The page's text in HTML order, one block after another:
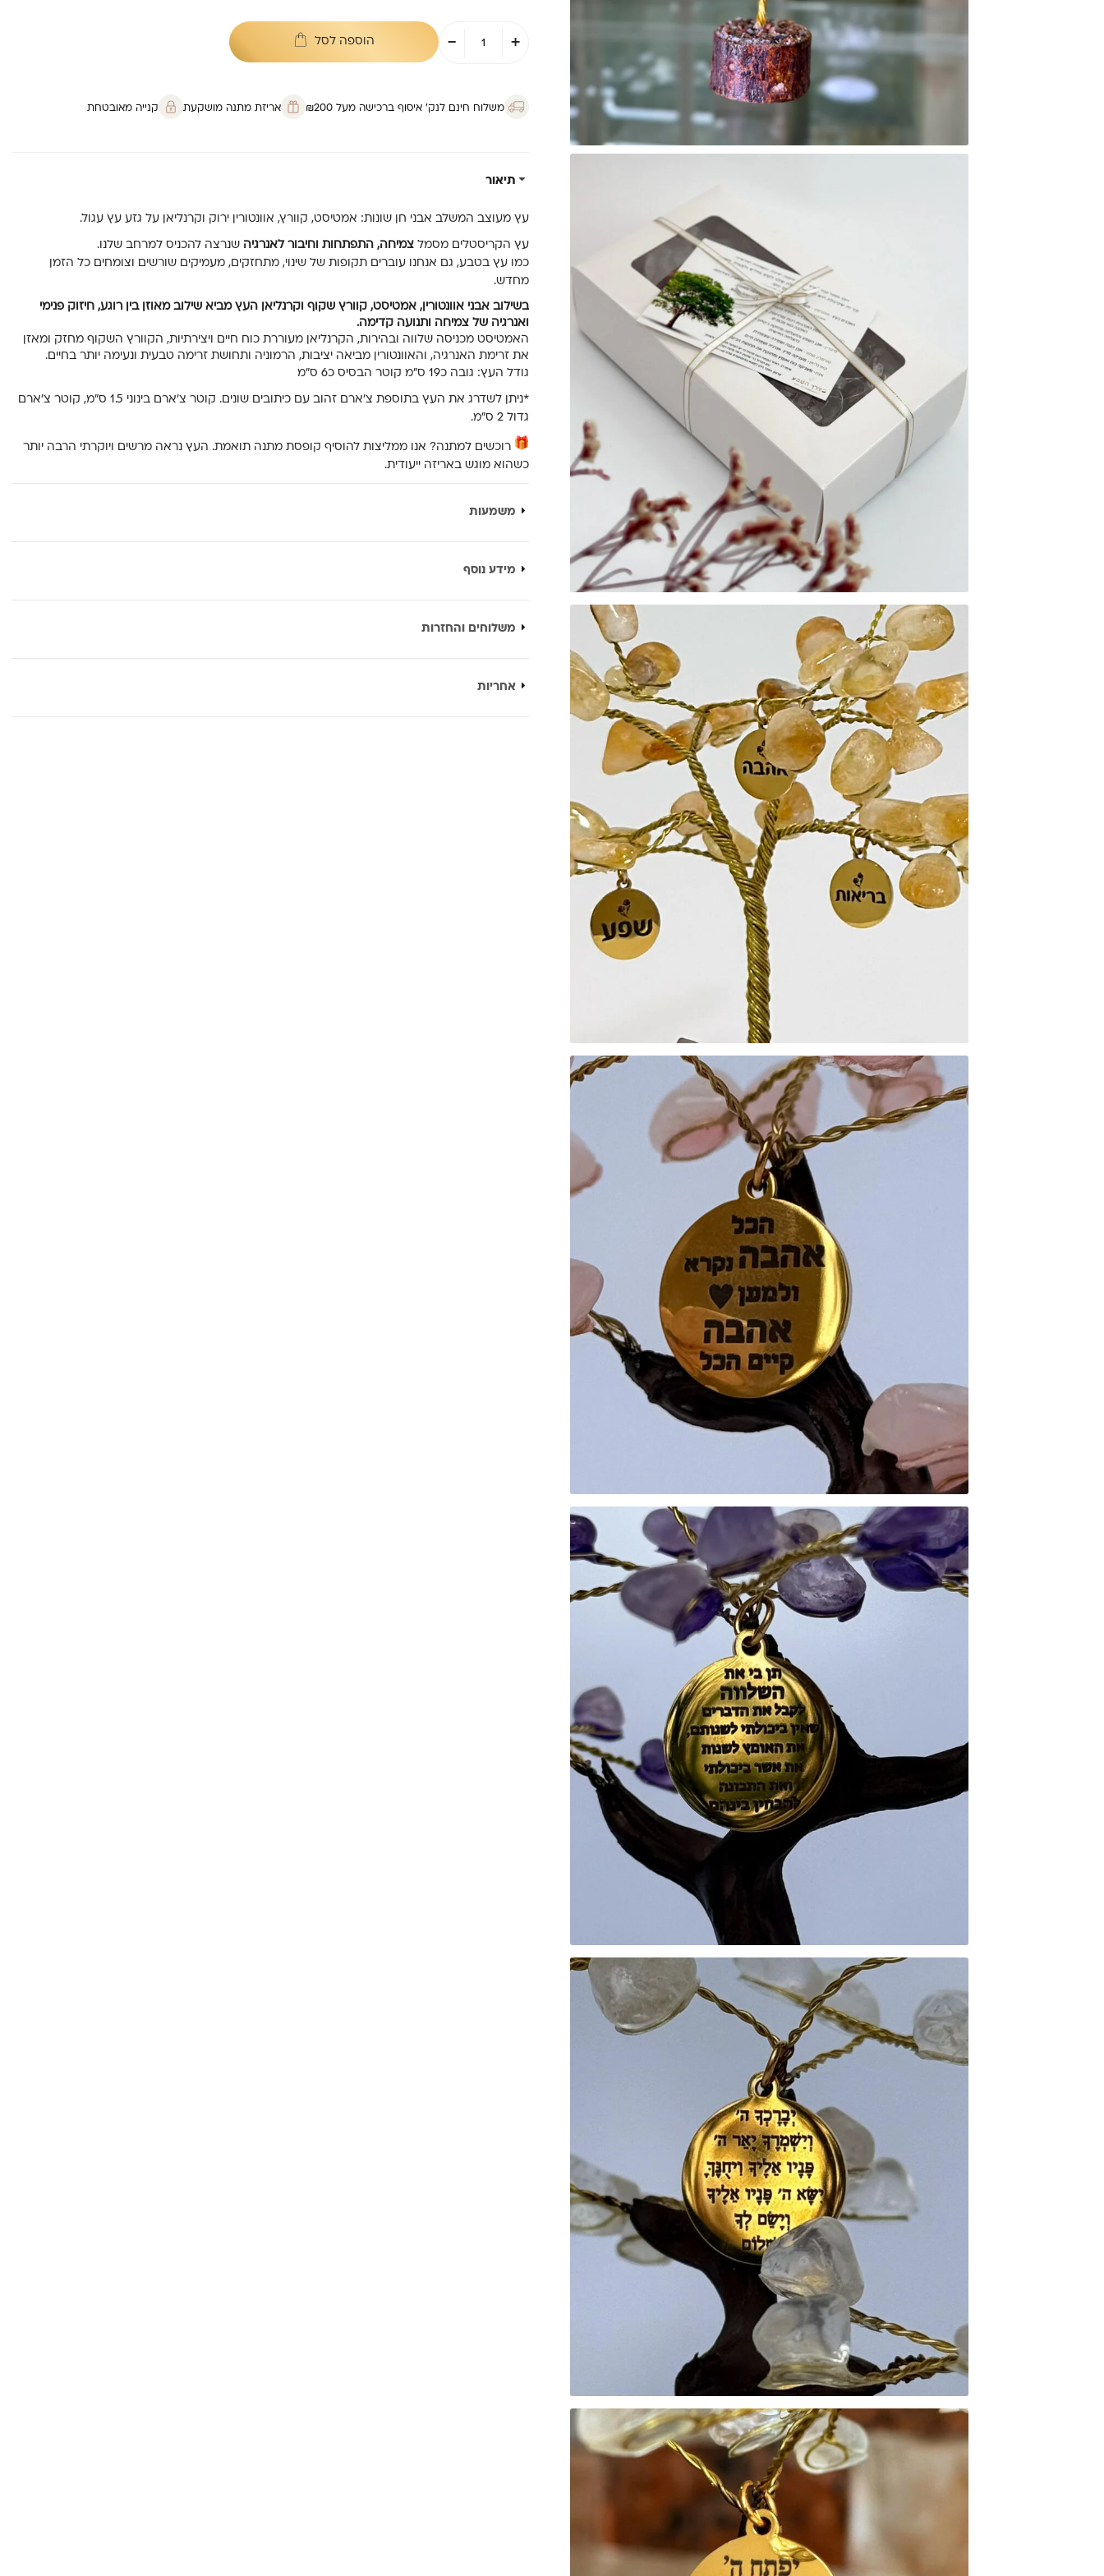
-
כמות
של
עץ
+ הוספה לסל
משלוח חינם לנק’ איסוף ברכישה מעל ₪200 אריזת מתנה מושקעת קנייה מאובטחת
תיאור
עץ מעוצב המשלב אבני חן שונות: אמטיסט, קוורץ, אוונטורין ירוק וקרנליאן על גזע עץ עגול.
עץ הקריסטלים מסמלצמיחה, התפתחות וחיבור לאנרגיה שנרצה להכניס למרחב שלנו.
כמו עץ בטבע, גם אנחנו עוברים תקופות של שינוי, מתחזקים, מעמיקים שורשים וצומחים כל הזמן
מחדש.
בשילוב אבני אוונטורין, אמטיסט, קוורץ שקוף וקרנליאן העץ מביא שילוב מאוזן בין רוגע, חיזוק פנימי
ואנרגיה של צמיחה ותנועה קדימה.
האמטיסט מכניסה שלווה ובהירות, הקרנליאן מעוררת כוח חיים ויצירתיות, הקוורץ השקוף מחזק ומאזן
את זרימת האנרגיה, והאוונטורין מביאה יציבות, הרמוניה ותחושת זרימה טבעית ונעימה יותר בחיים.
גודל העץ: גובה כ19 ס”מ קוטר הבסיס כ6 ס”מ
*ניתן לשדרג את העץ בתוספת צ’ארם זהוב עם כיתובים שונים. קוטר צ’ארם בינוני 1.5 ס”מ, קוטר צ’ארם
גדול 2 ס”מ.
רוכשים למתנה? אנו ממליצות להוסיף קופסת מתנה תואמת. העץ נראה מרשים ויוקרתי הרבה יותר
כשהוא מוגש באריזה ייעודית.
משמעות
מידע נוסף
משלוחים והחזרות
אחריות